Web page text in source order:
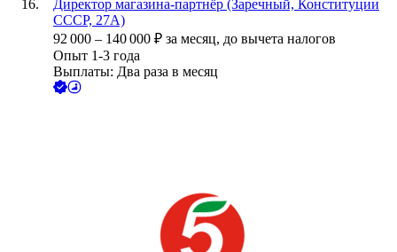
Директор магазина-партнёр (Заречный, Конституции
СССР, 27А)
92 000 – 140 000 ₽ за месяц, до вычета налогов
Опыт 1-3 года
Выплаты: Два раза в месяц